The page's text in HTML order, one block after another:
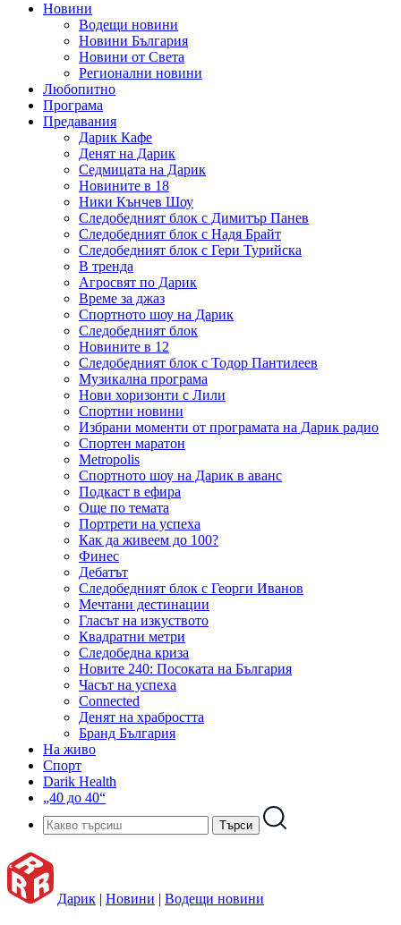
Новини
Водещи новини
Новини България
Новини от Света
Регионални новини
Любопитно
Програма
Предавания
Дарик Кафе
Денят на Дарик
Седмицата на Дарик
Новините в 18
Ники Кънчев Шоу
Следобедният блок с Димитър Панев
Следобедният блок с Надя Брайт
Следобедният блок с Гери Турийска
В тренда
Агросвят по Дарик
Време за джаз
Спортното шоу на Дарик
Следобедният блок
Новините в 12
Следобедният блок с Тодор Пантилеев
Музикална програма
Нови хоризонти с Лили
Спортни новини
Избрани моменти от програмата на Дарик радио
Спортен маратон
Metropolis
Спортното шоу на Дарик в аванс
Подкаст в ефира
Още по темата
Портрети на успеха
Как да живеем до 100?
Финес
Дебатът
Следобедният блок с Георги Иванов
Мечтани дестинации
Гласът на изкуството
Квадратни метри
Следобедна криза
Новите 240: Посоката на България
Часът на успеха
Connected
Денят на храбростта
Бранд България
На живо
Спорт
Darik Health
„40 до 40“
Дарик | Новини | Водещи новини